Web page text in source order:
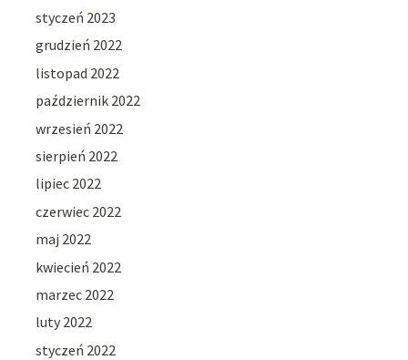
styczeń 2023
grudzień 2022
listopad 2022
październik 2022
wrzesień 2022
sierpień 2022
lipiec 2022
czerwiec 2022
maj 2022
kwiecień 2022
marzec 2022
luty 2022
styczeń 2022